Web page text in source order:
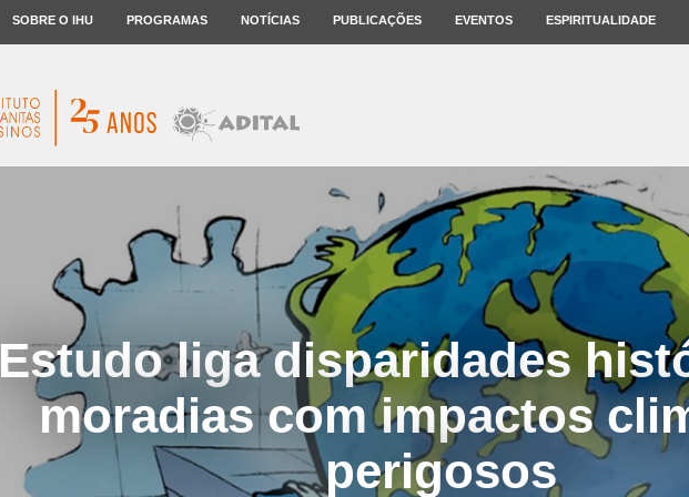
SOBRE O IHU PROGRAMAS NOTÍCIAS PUBLICAÇÕES EVENTOS ESPIRITUALIDADE
Estudo liga disparidades
moradias com impactos
perigosos